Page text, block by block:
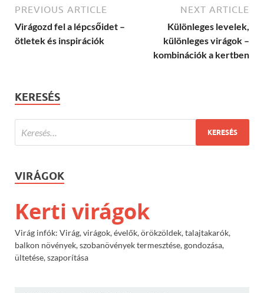
PREVIOUS ARTICLE
Virágozd fel a lépcsőidet –
ötletek és inspirációk
NEXT ARTICLE
Különleges levelek,
különleges virágok –
kombinációk a kertben
KERESÉS
VIRÁGOK
Kerti virágok
Virág infók: Virág, virágok, évelők, örökzöldek, talajtakarók,
balkon növények, szobanövények termesztése, gondozása,
ültetése, szaporítása